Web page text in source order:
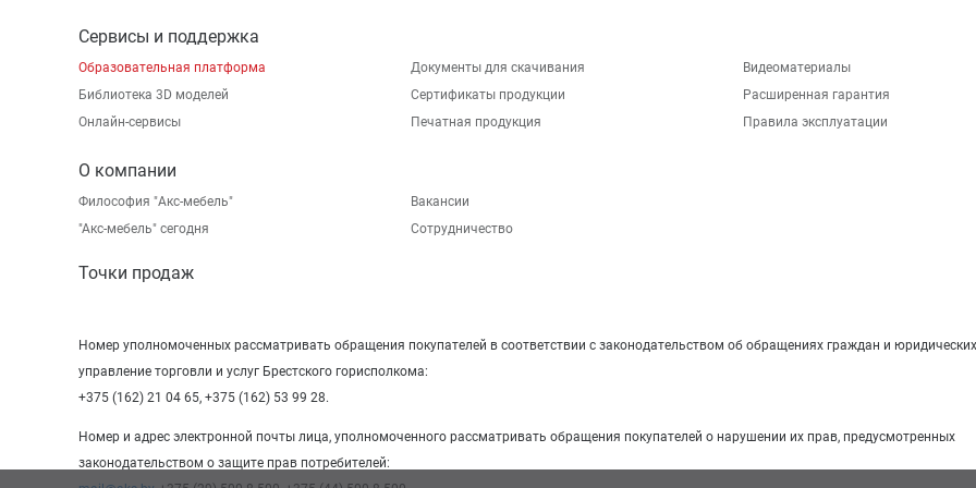
Сервисы и поддержка
Образовательная платформа
Библиотека 3D моделей
Онлайн-сервисы
Документы для скачивания
Сертификаты продукции
Печатная продукция
Видеоматериалы
Расширенная гарантия
Правила эксплуатации
О компании
Философия "Акс-мебель"
"Aкс-мебель" сегодня
Вакансии
Сотрудничество
Точки продаж
Номер уполномоченных рассматривать обращения покупателей в соответствии с законодательством об обращениях граждан и
управление торговли и услуг Брестского горисполкома:
+375 (162) 21 04 65, +375 (162) 53 99 28.
Номер и адрес электронной почты лица, уполномоченного рассматривать обращения покупателей о нарушении их прав, предусмотренных
законодательством о защите прав потребителей: